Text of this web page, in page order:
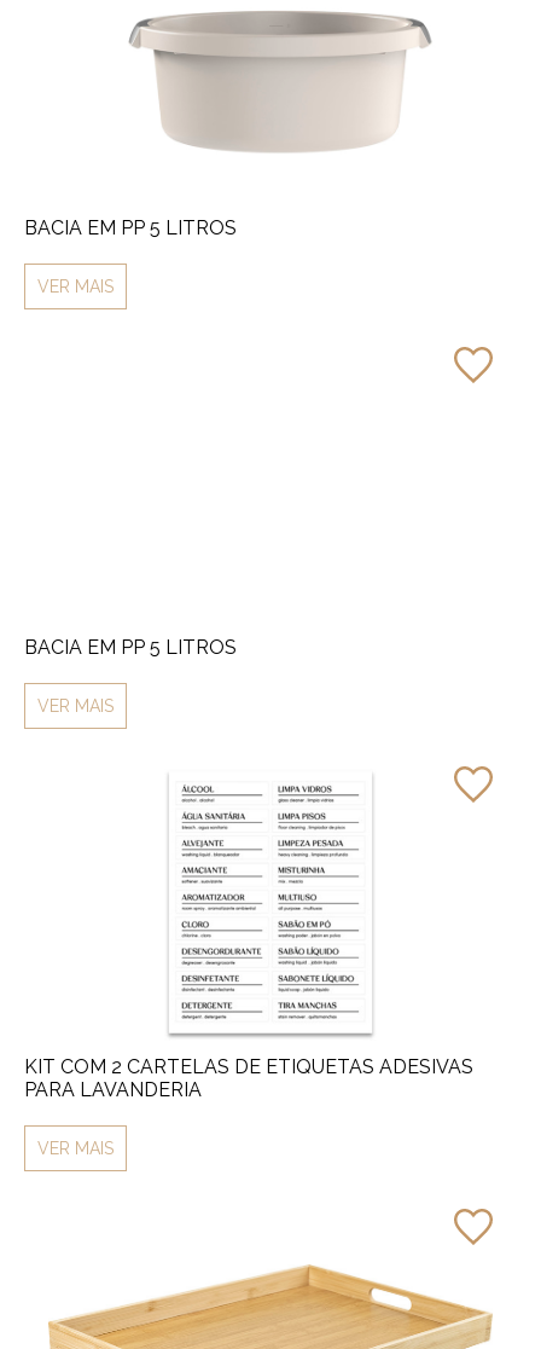
BACIA EM PP 5 LITROS
VER MAIS
BACIA EM PP 5 LITROS
VER MAIS
KIT COM 2 CARTELAS DE ETIQUETAS ADESIVAS
PARA LAVANDERIA
VER MAIS